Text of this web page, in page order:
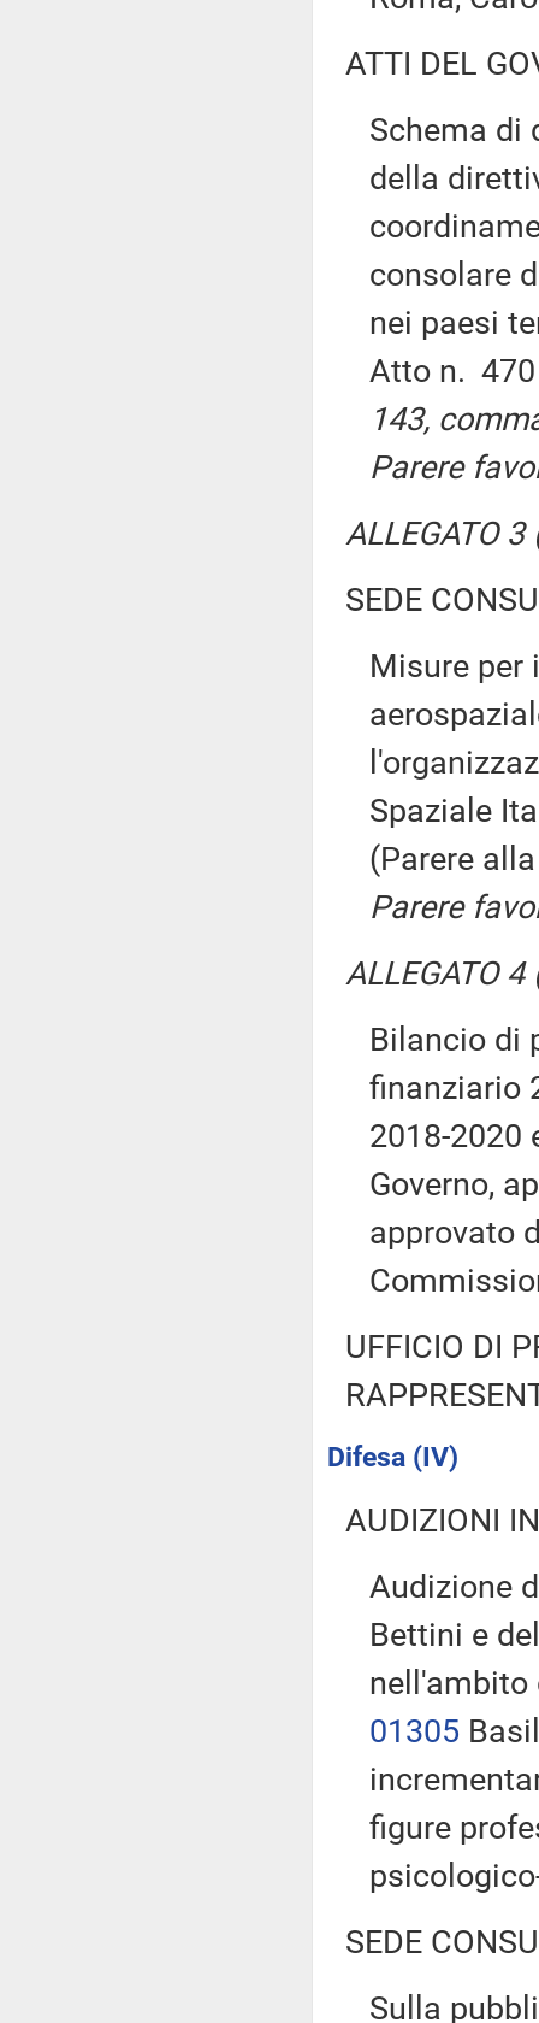
ATTI DEL
Schema di
della
consolare
nei paesi
Atto n.
143,
Parere
ALLEGATO
SEDE
Misure per
Spaziale
(Parere
Parere
ALLEGATO
Bilancio di
finanziario
2018-2020
Governo,
approvato
UFFICIO DI
Difesa (IV)
AUDIZIONI
Audizione
Bettini e
01305
figure
SEDE
Sulla